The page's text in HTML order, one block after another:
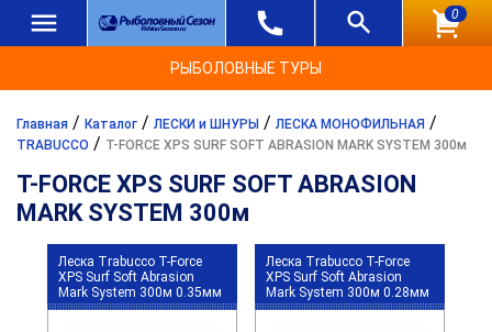
0
РЫБОЛОВНЫЕ ТУРЫ
Главная / Каталог / ЛЕСКИ и ШНУРЫ / ЛЕСКА МОНОФИЛЬНАЯ /
TRABUCCO / T-FORCE XPS SURF SOFT ABRASION MARK SYSTEM 300м
T-FORCE XPS SURF SOFT ABRASION
MARK SYSTEM 300м
Леска Trabucco T-Force
XPS Surf Soft Abrasion
Mark System 300м 0.35мм
Леска Trabucco T-Force
XPS Surf Soft Abrasion
Mark System 300м 0.28мм